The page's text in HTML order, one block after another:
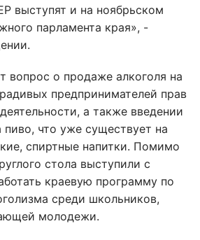
выступят и на ноябрьском
парламента края», -
вопрос о продаже алкоголя на
предпринимателей прав
а также введении
пиво, что уже существует на
спиртные напитки. Помимо
стола выступили с
краевую программу по
среди школьников,
молодежи.